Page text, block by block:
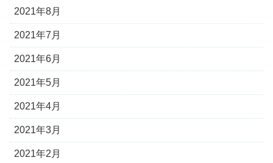
2021年8月
2021年7月
2021年6月
2021年5月
2021年4月
2021年3月
2021年2月